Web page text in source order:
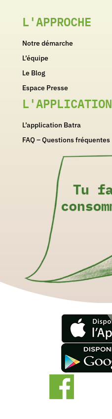
L'APPROCHE
Notre démarche
L’équipe
Le Blog
Espace Presse
L'APPLICATION
L’application Batra
FAQ – Questions fréquentes